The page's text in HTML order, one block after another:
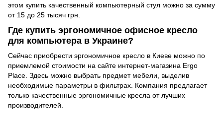
этом купить качественный компьютерный стул можно за сумму
от 15 до 25 тысяч грн.
Где купить эргономичное офисное кресло
для компьютера в Украине?
Сейчас приобрести эргономичное кресло в Киеве можно по
приемлемой стоимости на сайте интернет-магазина Ergo
Place. Здесь можно выбрать предмет мебели, выделив
необходимые параметры в фильтрах. Компания предлагает
только качественные эргономичные кресла от лучших
производителей.